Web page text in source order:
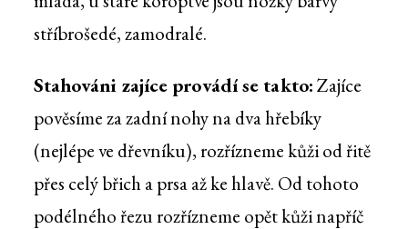
stříbrošedé, zamodralé.
Stahováni zajíce provádí se takto:Zajíce
pověsíme za zadní nohy na dva hřebíky
(nejlépe ve dřevníku), rozřízneme kůži od řitě
přes celý břich a prsa až ke hlavě. Od tohoto
podélného řezu rozřízneme opět kůži napříč